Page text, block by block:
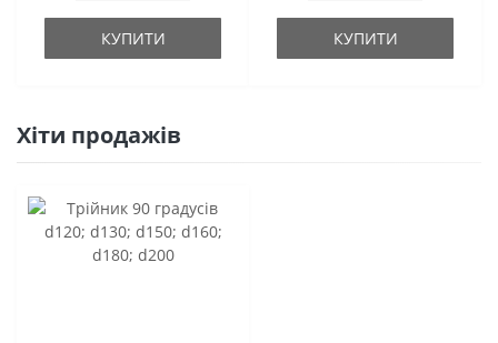
КУПИТИ КУПИТИ
Хіти продажів